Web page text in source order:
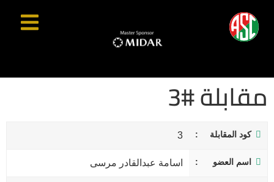
مقابلة #3
كود المقابلة 3
اسم العضو اسامة عبدالقادر مرسى